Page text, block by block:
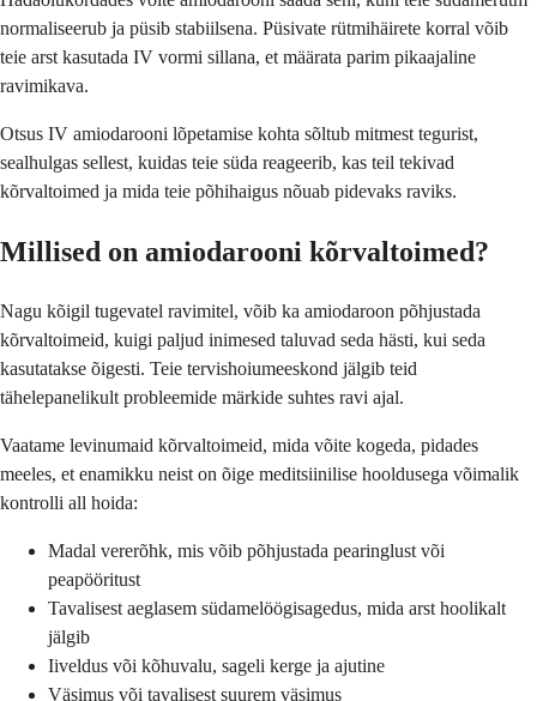
normaliseerub ja püsib stabiilsena. Püsivate rütmihäirete korral võib
teie arst kasutada IV vormi sillana, et määrata parim pikaajaline
ravimikava.
Otsus IV amiodarooni lõpetamise kohta sõltub mitmest tegurist,
sealhulgas sellest, kuidas teie süda reageerib, kas teil tekivad
kõrvaltoimed ja mida teie põhihaigus nõuab pidevaks raviks.
Millised on amiodarooni kõrvaltoimed?
Nagu kõigil tugevatel ravimitel, võib ka amiodaroon põhjustada
kõrvaltoimeid, kuigi paljud inimesed taluvad seda hästi, kui seda
kasutatakse õigesti. Teie tervishoiumeeskond jälgib teid
tähelepanelikult probleemide märkide suhtes ravi ajal.
Vaatame levinumaid kõrvaltoimeid, mida võite kogeda, pidades
meeles, et enamikku neist on õige meditsiinilise hooldusega võimalik
kontrolli all hoida:
Madal vererõhk, mis võib põhjustada pearinglust või
peapööritust
Tavalisest aeglasem südamelöögisagedus, mida arst hoolikalt
jälgib
Iiveldus või kõhuvalu, sageli kerge ja ajutine
Väsimus või tavalisest suurem väsimus